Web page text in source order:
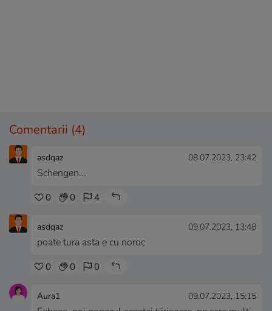
Comentarii (4)
asdqaz 08.07.2023, 23:42
Schengen...
0 0 4
asdqaz 09.07.2023, 13:48
poate tura asta e cu noroc
0 0 0
Aura1 09.07.2023, 15:15